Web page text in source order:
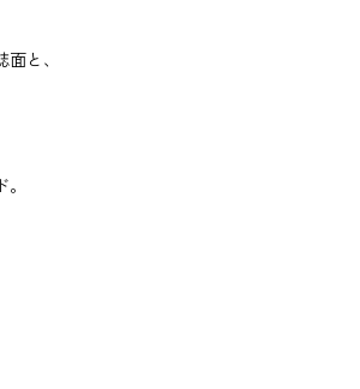
と、